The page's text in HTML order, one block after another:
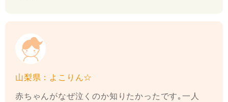
山梨県：よこりん☆
赤ちゃんがなぜ泣くのか知りたかったです｡一人